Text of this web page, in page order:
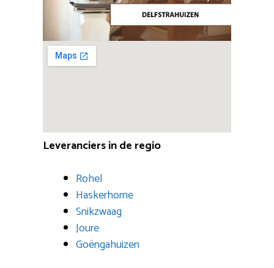
Leveranciers in de regio
Rohel
Haskerhorne
Snikzwaag
Joure
Goëngahuizen